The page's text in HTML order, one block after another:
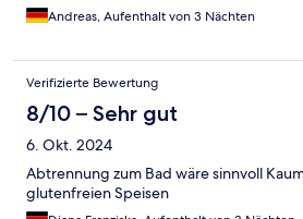
Andreas, Aufenthalt von 3 Nächten
Verifizierte Bewertung
8/10 – Sehr gut
6. Okt. 2024
Abtrennung zum Bad wäre sinnvoll
glutenfreien Speisen